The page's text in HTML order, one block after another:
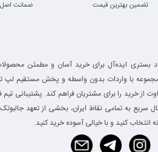
تضمین بهترین قیمت ضمانت اصل
با هدف ایجاد بستری ایده‌آل برای خرید آسان و مطمئن
با واردات بدون واسطه و پخش مستقیم لپ
از خرید را برای مشتریان فراهم کند. پشتیبانی
سریع به تمامی نقاط ایران، بخشی از تعهد
انتخاب کنید و با خیالی آسوده خرید کنید.